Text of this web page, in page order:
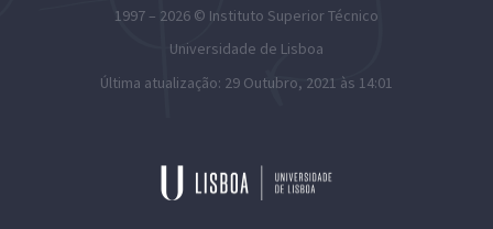
1997 – 2026 © Instituto Superior Técnico
Universidade de Lisboa
Última atualização: 29 Outubro, 2021 às 14:01